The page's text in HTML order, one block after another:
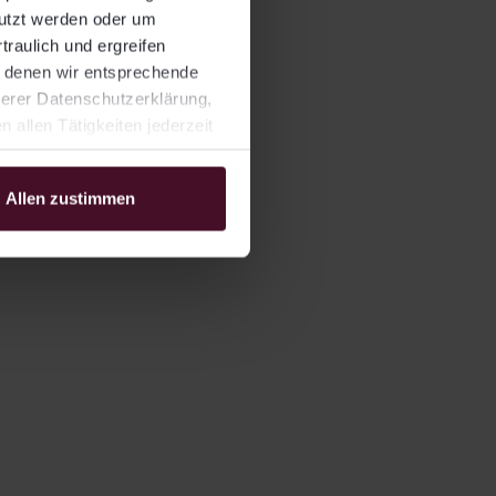
werden oder um
und ergreifen
wir entsprechende
Datenschutzerklärung,
allen Tätigkeiten jederzeit
Allen zustimmen